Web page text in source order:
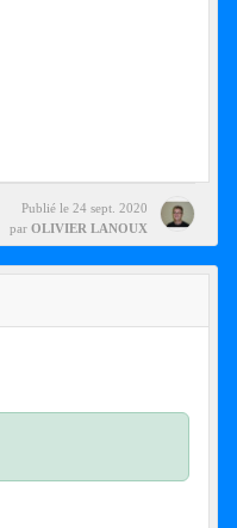
Publié le 24 sept. 2020
par OLIVIER LANOUX